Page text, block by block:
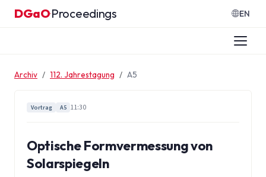
Zum Inhalt springen
DGaO·Proceedings EN
Archiv 112. Jahrestagung A5
Vortrag A5 11:30
Optische Formvermessung von
Solarspiegeln